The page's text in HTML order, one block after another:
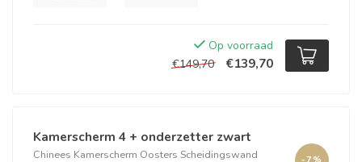
Op voorraad
€149,70
€139,70
Kamerscherm 4 + onderzetter zwart
Chinees Kamerscherm Oosters Scheidingswand